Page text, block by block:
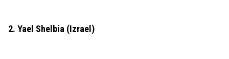
2. Yael Shelbia (Izrael)